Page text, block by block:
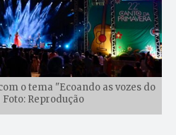
o tema "Ecoando as vozes do
Reprodução